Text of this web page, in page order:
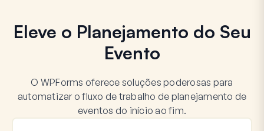
Eleve o Planejamento do Seu
Evento
O WPForms oferece soluções poderosas para
automatizar o fluxo de trabalho de planejamento de
eventos do início ao fim.